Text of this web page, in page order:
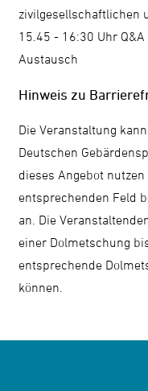
zivilgesellschaftlichen
15.45 - 16:30 Uhr
Austausch
Hinweis zu
Die Veranstaltung
Deutschen
dieses Angebot
entsprechenden Feld
an. Die
einer Dolmetschung
entsprechende
können.